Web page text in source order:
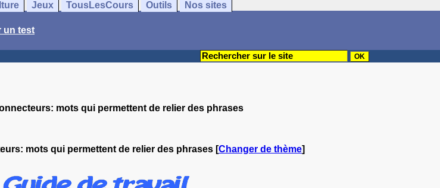
Jeux TousLesCours Outils Nos sites
un test
mots qui permettent de relier des phrases
mots qui permettent de relier des phrases [Changer de thème]